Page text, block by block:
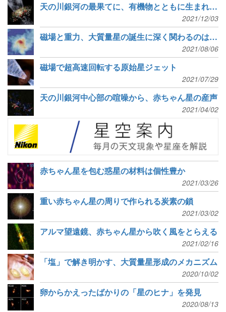
天の川銀河の最果てに、有機物とともに生まれた星を発見
2021/12/03
磁場と重力、大質量星の誕生に深く関わるのはどちらか
2021/08/06
磁場で超高速回転する原始星ジェット
2021/07/29
天の川銀河中心部の喧噪から、赤ちゃん星の産声
2021/04/02
赤ちゃん星を包む惑星の材料は個性豊か
2021/03/26
重い赤ちゃん星の周りで作られる炭素の鎖
2021/03/02
アルマ望遠鏡、赤ちゃん星から吹く風をとらえる
2021/02/16
「塩」で解き明かす、大質量星形成のメカニズム
2020/10/02
卵からかえったばかりの「星のヒナ」を発見
2020/08/13